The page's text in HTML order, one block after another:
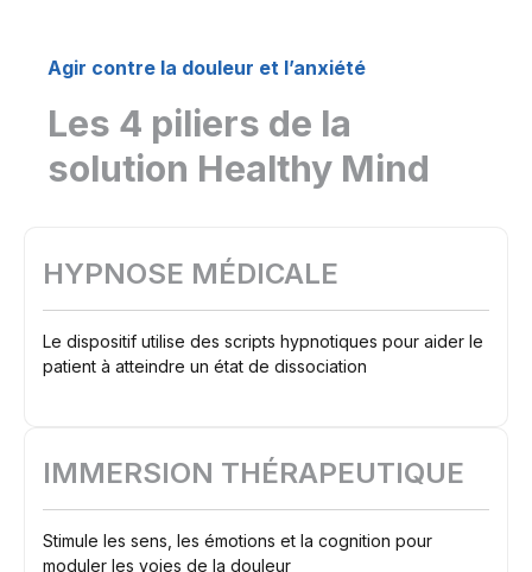
Agir contre la douleur et l’anxiété
Les 4 piliers de la
solution Healthy Mind
HYPNOSE MÉDICALE
Le dispositif utilise des scripts hypnotiques pour aider le
patient à atteindre un état de dissociation
IMMERSION THÉRAPEUTIQUE
Stimule les sens, les émotions et la cognition pour
moduler les voies de la douleur